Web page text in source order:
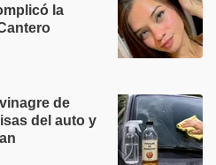
la
de
del auto y